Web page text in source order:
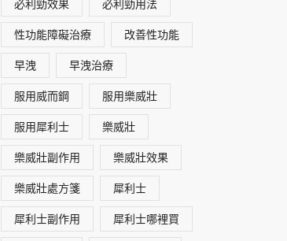
必利勁效果 必利勁用法
性功能障礙治療 改善性功能
早洩 早洩治療
服用威而鋼 服用樂威壯
服用犀利士 樂威壯
樂威壯副作用 樂威壯效果
樂威壯處方箋 犀利士
犀利士副作用 犀利士哪裡買